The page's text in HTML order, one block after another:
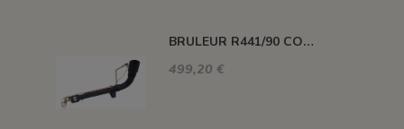
BRULEUR R441/90 COUDE PUISSANCE 116 KW
499,20 €